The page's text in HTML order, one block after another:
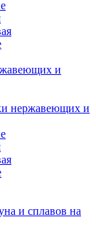
и
нержавеющих и
и сплавов на